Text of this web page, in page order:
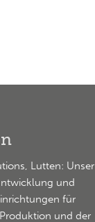
Lutten: Unser
und
für
und der